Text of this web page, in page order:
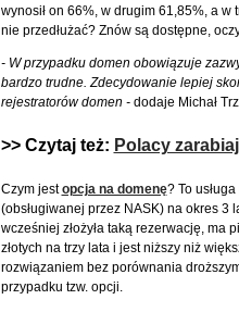
wynosił on 66%, w drugim 61,85%, a
nie przedłużać? Znów są dostępne,
- W przypadku domen obowiązuje
bardzo trudne. Zdecydowanie lepiej
rejestratorów domen -dodaje Michał
>> Czytaj też: Polacy
Czym jestopcja na domenę? To
(obsługiwanej przez NASK) na okres 3
wcześniej złożyła taką rezerwację, ma
złotych na trzy lata i jest niższy niż
rozwiązaniem bez porównania
przypadku tzw. opcji.